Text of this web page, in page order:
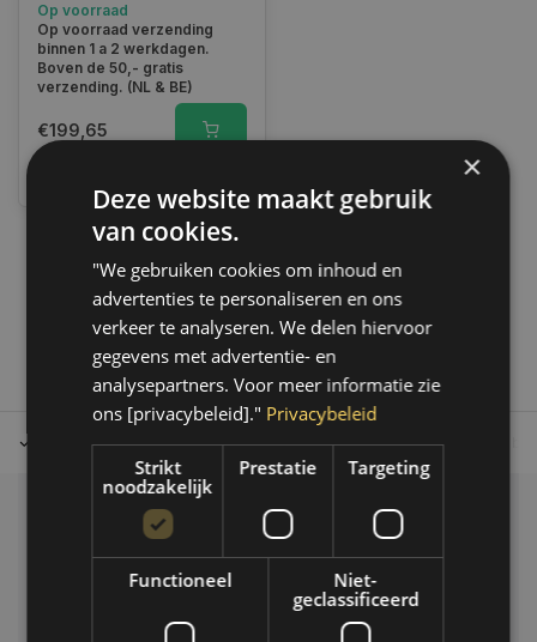
In Box | 05020V
Op voorraad
Op voorraad verzending
binnen 1 a 2 werkdagen.
Boven de 50,- gratis
verzending. (NL & BE)
€199,65
1
Tot 30 dagen retour sturen. Op werkdagen voor 14.00 uur
Klantenservice
info@autoklusser.nl
×
Deze website maakt gebruik
van cookies.
"We gebruiken cookies om inhoud en
advertenties te personaliseren en ons
verkeer te analyseren. We delen hiervoor
gegevens met advertentie- en
analysepartners. Voor meer informatie zie
ons [privacybeleid]." Privacybeleid
Strikt
noodzakelijk
Prestatie Targeting
Functioneel
Niet-
geclassificeerd